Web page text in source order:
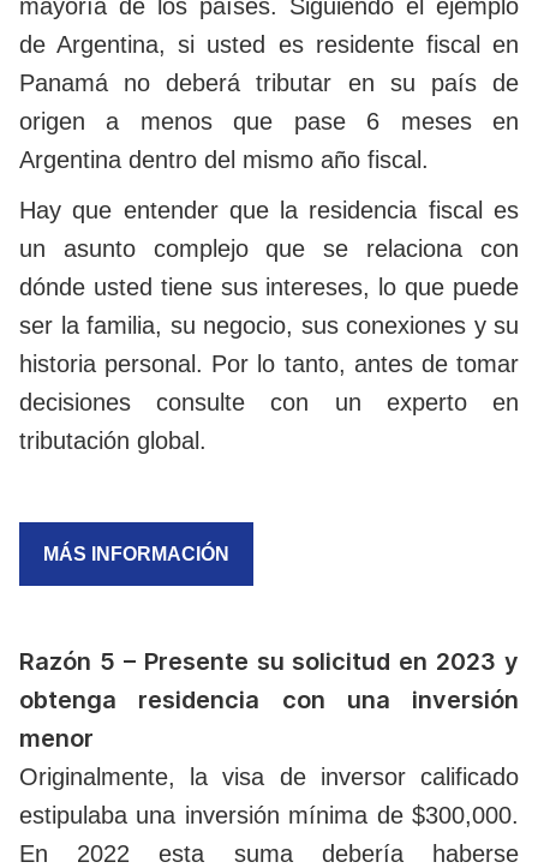
mayoría de los países. Siguiendo el ejemplo
de Argentina, si usted es residente fiscal en
Panamá no deberá tributar en su país de
origen a menos que pase 6 meses en
Argentina dentro del mismo año fiscal.
Hay que entender que la residencia fiscal es
un asunto complejo que se relaciona con
dónde usted tiene sus intereses, lo que puede
ser la familia, su negocio, sus conexiones y su
historia personal. Por lo tanto, antes de tomar
decisiones consulte con un experto en
tributación global.
MÁS INFORMACIÓN
Razón 5 – Presente su solicitud en 2023 y
obtenga residencia con una inversión
menor
Originalmente, la visa de inversor calificado
estipulaba una inversión mínima de $300,000.
En 2022 esta suma debería haberse